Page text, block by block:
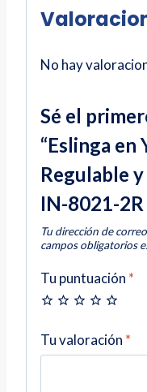
No hay
Sé el
“Eslinga
Regulable
IN-8021-2R
Tu dirección de
campos obligatorios
Tu puntuación *
Tu valoración *